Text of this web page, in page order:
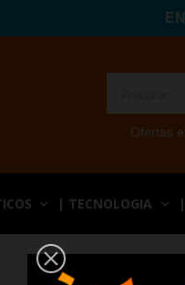
Ofertas
| TECNOLOGIA